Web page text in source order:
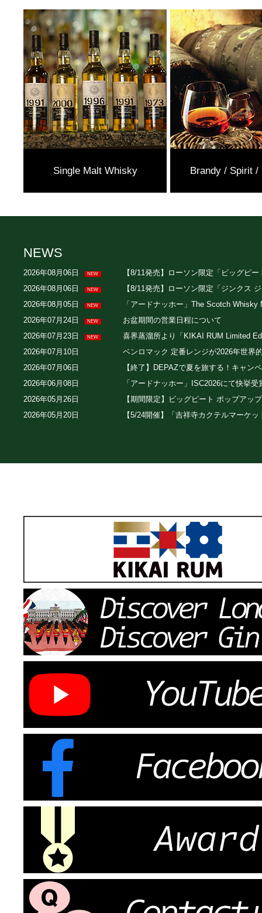
Single Malt Whisky Brandy / Spirit /
NEWS
2026年08月06日 NEW
【8/11発売】ローソン限定「ビッグピ
2026年08月06日
NEW
【8/11発売】ローソン限定「ジンクス
2026年08月05日
NEW
「アードナッホー」The Scotch
2026年07月24日
NEW
お盆期間の営業日程について
2026年07月23日
NEW
喜界蒸溜所より「KIKAI RUM Limited
2026年07月10日
ベンロマック 定番レンジが2026年世界
2026年07月06日
【終了】DEPAZで夏を旅する！キャン
2026年06月08日
「アードナッホー」ISC2026にて快挙受
2026年05月26日
【期間限定】ビッグピート ポップアッ
2026年05月20日
【5/24開催】「吉祥寺カクテルマーケ